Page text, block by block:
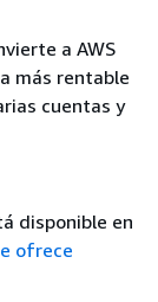
a AWS
más rentable
cuentas y
disponible en
ofrece